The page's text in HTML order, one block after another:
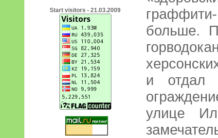
Start visitors - 21.03.2009
больше.
и отдал
улице